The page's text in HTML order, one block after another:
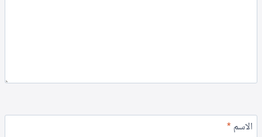
الاسم*